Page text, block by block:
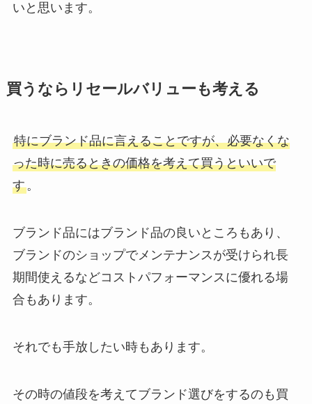
いと思います。
買うならリセールバリューも考える
特にブランド品に言えることですが、必要なくな
った時に売るときの価格を考えて買うといいで
す。
ブランド品にはブランド品の良いところもあり、
ブランドのショップでメンテナンスが受けられ長
期間使えるなどコストパフォーマンスに優れる場
合もあります。
それでも手放したい時もあります。
その時の値段を考えてブランド選びをするのも買